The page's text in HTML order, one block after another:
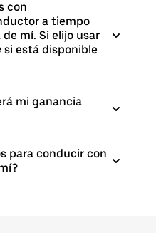
con
a tiempo
mí. Si elijo usar
si está disponible
mi ganancia
para conducir con